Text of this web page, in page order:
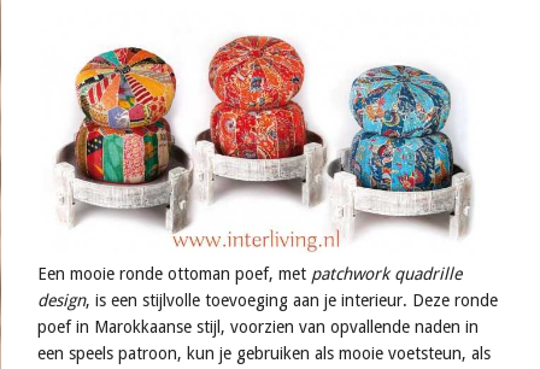
Een mooie ronde ottoman poef, met patchwork quadrille
design, is een stijlvolle toevoeging aan je interieur. Deze ronde
poef in Marokkaanse stijl, voorzien van opvallende naden in
een speels patroon, kun je gebruiken als mooie voetsteun, als